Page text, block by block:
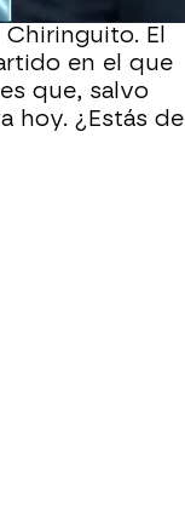
rueda de
El
en el que
que, salvo
hoy. ¿Estás de